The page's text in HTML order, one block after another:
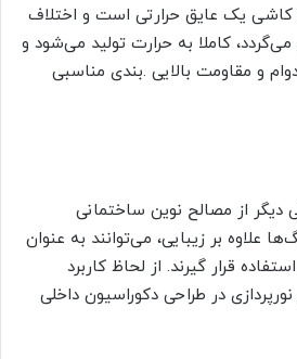
کاشی یک عایق حرارتی است و اختلاف
کاملا به حرارت تولید می‌شود و
هدر نمی‌رود. این کاشی، دوام و مقاومت بالایی .‎بندی مناسبی
دیگر از مصالح نوین ساختمانی
علاوه بر زیبایی، می‌توانند به عنوان
قرار گیرند. از لحاظ کاربرد
در طراحی دکوراسیون داخلی